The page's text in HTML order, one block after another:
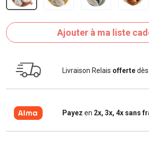
Ajouter à ma liste
Livraison Relais offerte
Payez en 2x, 3x, 4x sans